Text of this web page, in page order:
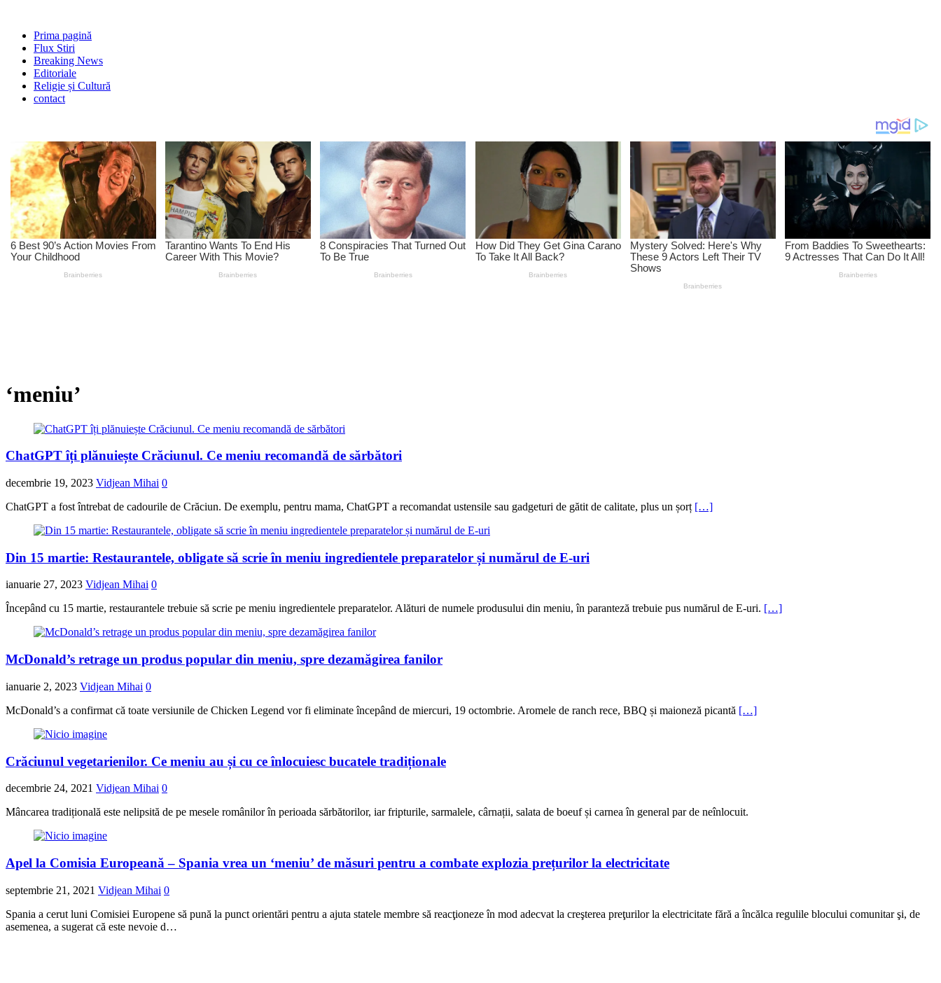
Prima pagină
Flux Stiri
Breaking News
Editoriale
Religie și Cultură
contact
‘meniu’
ChatGPT îți plănuiește Crăciunul. Ce meniu recomandă de sărbători
decembrie 19, 2023 Vidjean Mihai 0
ChatGPT a fost întrebat de cadourile de Crăciun. De exemplu, pentru mama, ChatGPT a recomandat ustensile sau gadgeturi de gătit de calitate, plus un șorț […]
Din 15 martie: Restaurantele, obligate să scrie în meniu ingredientele preparatelor și numărul de E-uri
ianuarie 27, 2023 Vidjean Mihai 0
Începând cu 15 martie, restaurantele trebuie să scrie pe meniu ingredientele preparatelor. Alături de numele produsului din meniu, în paranteză trebuie pus numărul de E-uri. […]
McDonald’s retrage un produs popular din meniu, spre dezamăgirea fanilor
ianuarie 2, 2023 Vidjean Mihai 0
McDonald’s a confirmat că toate versiunile de Chicken Legend vor fi eliminate începând de miercuri, 19 octombrie. Aromele de ranch rece, BBQ și maioneză picantă […]
Crăciunul vegetarienilor. Ce meniu au și cu ce înlocuiesc bucatele tradiționale
decembrie 24, 2021 Vidjean Mihai 0
Mâncarea tradițională este nelipsită de pe mesele românilor în perioada sărbătorilor, iar fripturile, sarmalele, cârnații, salata de boeuf și carnea în general par de neînlocuit.
Apel la Comisia Europeană – Spania vrea un ‘meniu’ de măsuri pentru a combate explozia prețurilor la electricitate
septembrie 21, 2021 Vidjean Mihai 0
Spania a cerut luni Comisiei Europene să pună la punct orientări pentru a ajuta statele membre să reacţioneze în mod adecvat la creşterea preţurilor la electricitate fără a încălca regulile blocului comunitar şi, de
asemenea, a sugerat că este nevoie d…